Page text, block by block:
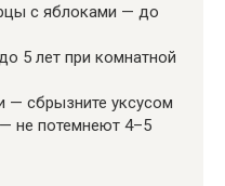
с яблоками — до
5 лет при комнатной
сбрызните уксусом
не потемнеют 4–5